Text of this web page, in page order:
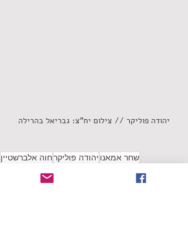
יהודה פוליקר // צילום יח"צ: גבריאל בהרילה
שחר אמאנו יהודה פוליקרחוה אלברשטיין